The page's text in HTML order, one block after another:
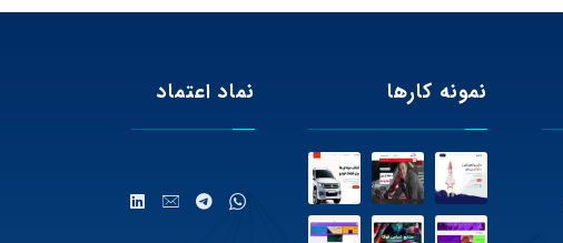
نمونه کارها نماد اعتماد